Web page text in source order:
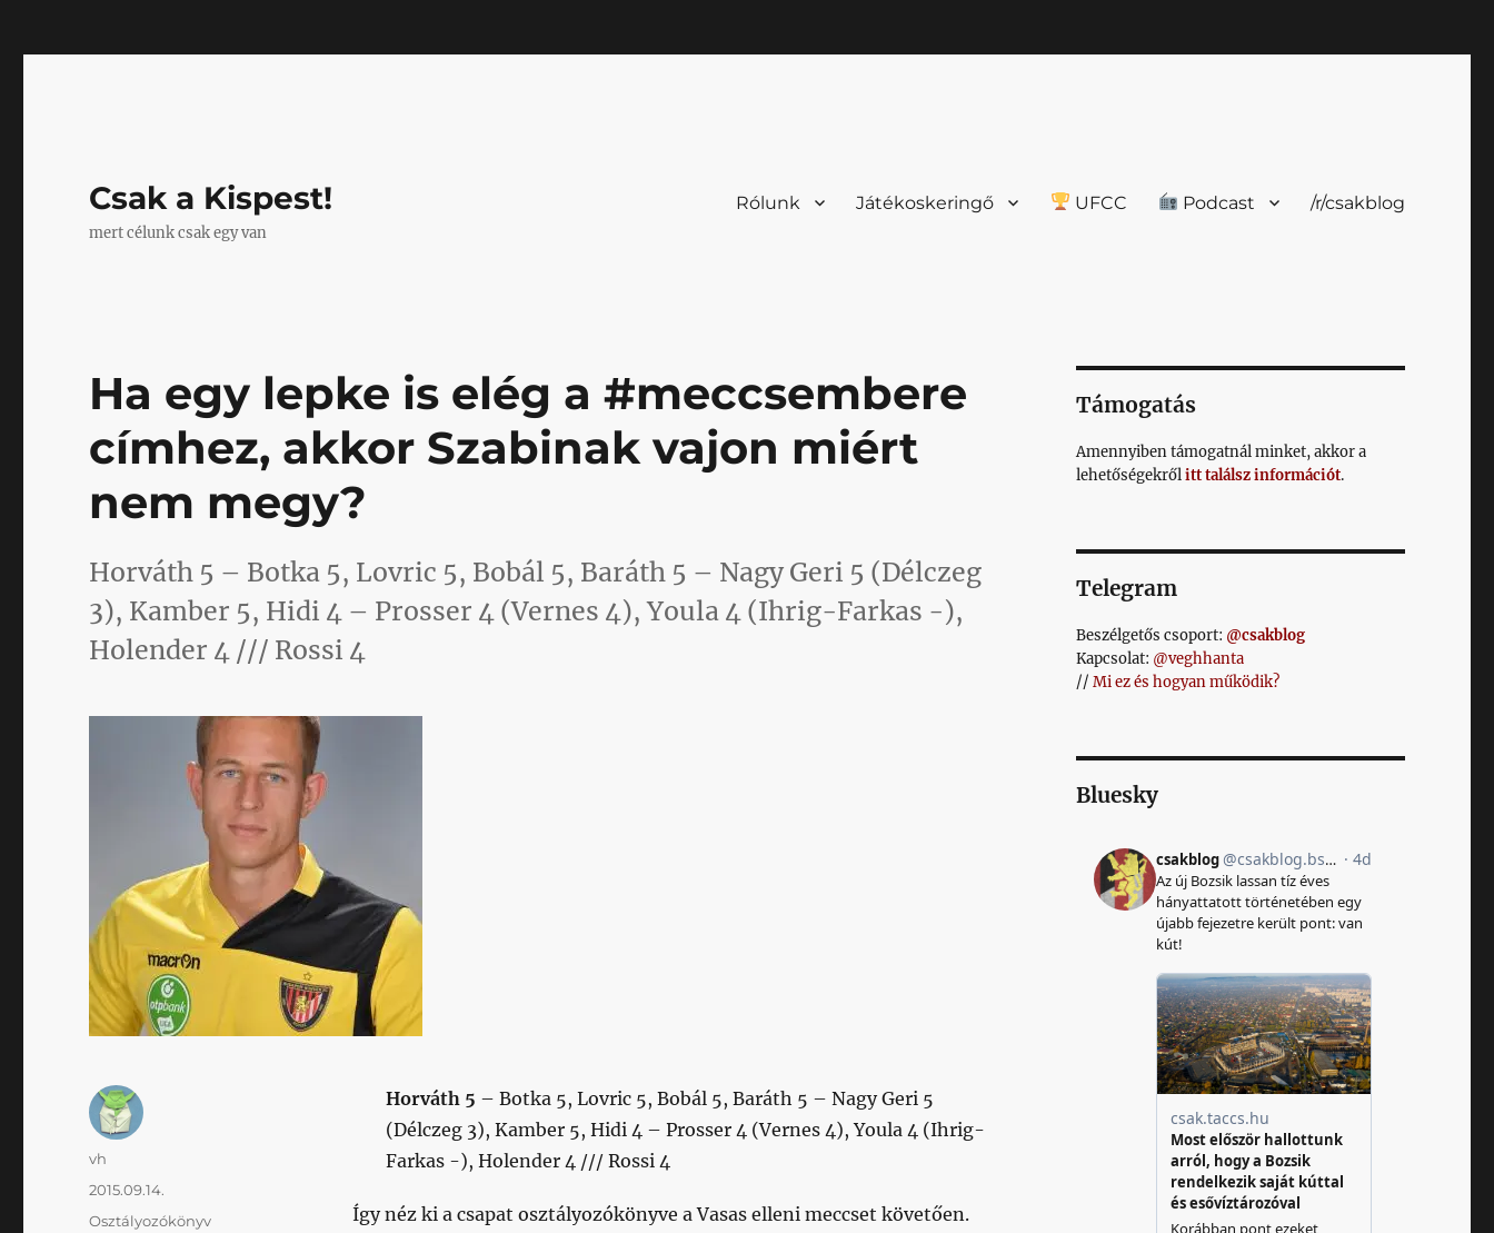
Csak a Kispest!
mert célunk csak egy van
Rólunk Játékoskeringő UFCC Podcast /r/csakblog
Ha egy lepke is elég a #meccsembere
címhez, akkor Szabinak vajon miért
nem megy?
Horváth 5 – Botka 5, Lovric 5, Bobál 5, Baráth 5 – Nagy Geri 5 (Délczeg
3), Kamber 5, Hidi 4 – Prosser 4 (Vernes 4), Youla 4 (Ihrig-Farkas -),
Holender 4 /// Rossi 4
Horváth 5 – Botka 5, Lovric 5, Bobál 5, Baráth 5 – Nagy Geri 5
(Délczeg 3), Kamber 5, Hidi 4 – Prosser 4 (Vernes 4), Youla 4 (Ihrig-
Farkas -), Holender 4 /// Rossi 4
Így néz ki a csapat osztályozókönyve a Vasas elleni meccset követően.
Szerző
vh
Közzétéve
2015.09.14.
Kategória
Osztályozókönyv
Támogatás
Amennyiben támogatnál minket, akkor a
lehetőségekrőlitt találsz információt.
Telegram
Beszélgetős csoport: @csakblog
Kapcsolat: @veghhanta
// Mi ez és hogyan működik?
Bluesky